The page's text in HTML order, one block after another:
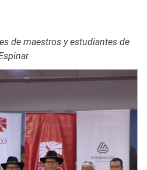
de maestros y estudiantes de